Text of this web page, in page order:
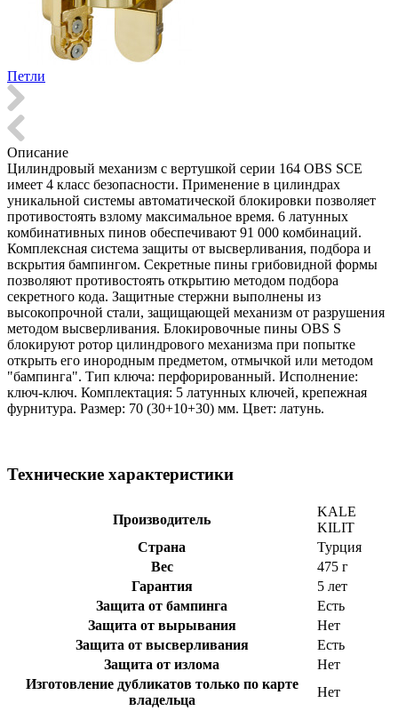
Петли
Описание
Цилиндровый механизм с вертушкой серии 164 OBS SCE
имеет 4 класс безопасности. Применение в цилиндрах
уникальной системы автоматической блокировки позволяет
противостоять взлому максимальное время. 6 латунных
комбинативных пинов обеспечивают 91 000 комбинаций.
Комплексная система защиты от высверливания, подбора и
вскрытия бампингом. Секретные пины грибовидной формы
позволяют противостоять открытию методом подбора
секретного кода. Защитные стержни выполнены из
высокопрочной стали, защищающей механизм от разрушения
методом высверливания. Блокировочные пины OBS S
блокируют ротор цилиндрового механизма при попытке
открыть его инородным предметом, отмычкой или методом
"бампинга". Тип ключа: перфорированный. Исполнение:
ключ-ключ. Комплектация: 5 латунных ключей, крепежная
фурнитура. Размер: 70 (30+10+30) мм. Цвет: латунь.
Технические характеристики
Производитель
KALE
KILIT
Страна
Турция
Вес
475 г
Гарантия
5 лет
Защита от бампинга
Есть
Защита от вырывания
Нет
Защита от высверливания
Есть
Защита от излома
Нет
Изготовление дубликатов только по карте
владельца
Нет